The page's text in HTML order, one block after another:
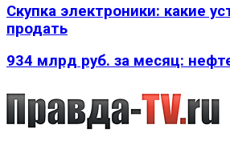
Скупка электроники: какие
продать
934 млрд руб. за месяц: